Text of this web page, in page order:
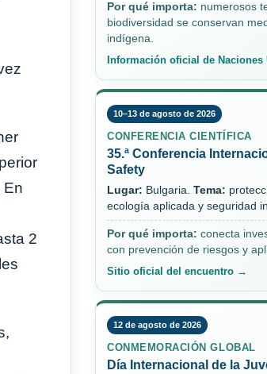
En
2
Por qué importa: numerosos
biodiversidad se conservan
indígena.
Información oficial de
10–13 de agosto de 2026
CONFERENCIA CIENTÍFICA
35.ª Conferencia
Safety
Lugar: Bulgaria. Tema:
ecología aplicada y seguridad
Por qué importa: conecta
con prevención de riesgos y
Sitio oficial del encuentro →
12 de agosto de 2026
CONMEMORACIÓN GLOBAL
Día Internacional de la